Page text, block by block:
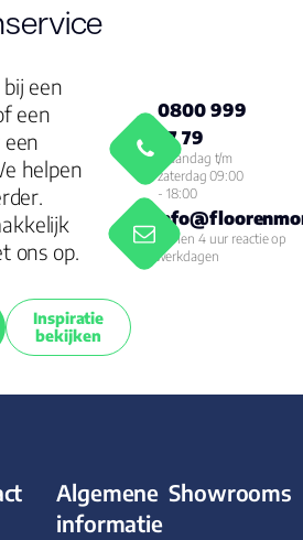
een
een
helpen
ons op.
Inspiratie
bekijken
0800 999
77 79
Maandag t/m
zaterdag 09:00
- 18:00
Binnen 4 uur reactie op
werkdagen
Algemene
informatie
Showrooms